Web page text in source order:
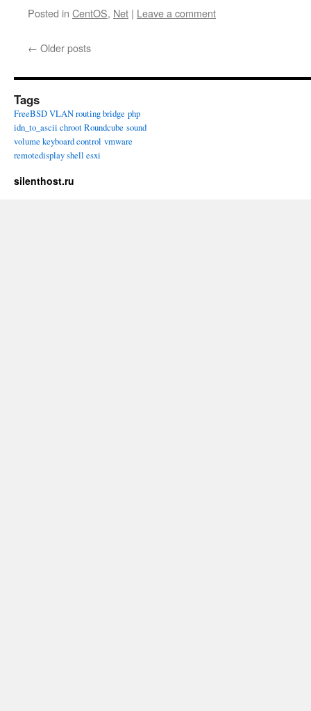
Posted in CentOS, Net | Leave a comment
← Older posts
Tags
FreeBSD VLAN routing bridge php
idn_to_ascii chroot Roundcube sound
volume keyboard control vmware
remotedisplay shell esxi
silenthost.ru